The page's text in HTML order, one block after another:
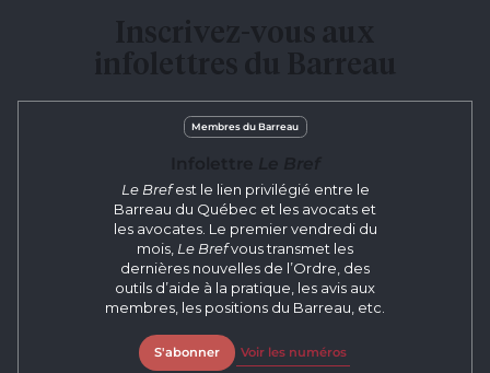
Membres du Barreau
Le Brefest le lien privilégié entre le
Barreau du Québec et les avocats et
les avocates. Le premier vendredi du
mois, Le Brefvous transmet les
dernières nouvelles de l’Ordre, des
outils d’aide à la pratique, les avis aux
membres, les positions du Barreau, etc.
S'abonner Voir les numéros